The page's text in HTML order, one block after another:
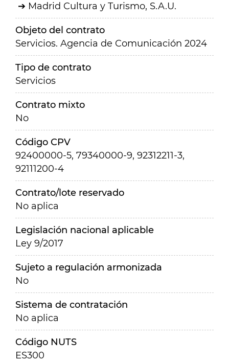
Madrid Cultura y Turismo, S.A.U.
Objeto del contrato
Servicios. Agencia de Comunicación 2024
Tipo de contrato
Servicios
Contrato mixto
No
Código CPV
92400000-5, 79340000-9, 92312211-3,
92111200-4
Contrato/lote reservado
No aplica
Legislación nacional aplicable
Ley 9/2017
Sujeto a regulación armonizada
No
Sistema de contratación
No aplica
Código NUTS
ES300